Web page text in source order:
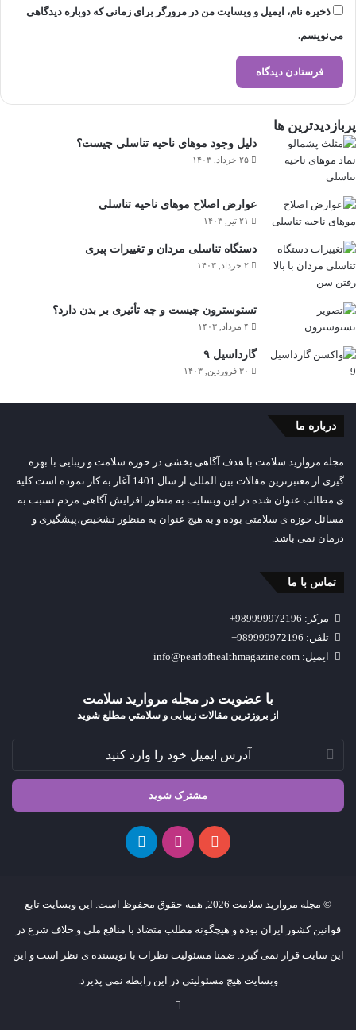
ذخیره نام، ایمیل و وبسایت من در مرورگر برای زمانی که دوباره دیدگاهی
می‌نویسم.
پربازدیدترین ها
دلیل وجود موهای ناحیه تناسلی چیست؟
۲۵ خرداد, ۱۴۰۳
عوارض اصلاح موهای ناحیه تناسلی
۲۱ تیر, ۱۴۰۳
دستگاه تناسلی مردان و تغییرات پیری
۲ خرداد, ۱۴۰۳
تستوسترون چیست و چه تأثیری بر بدن دارد؟
۴ مرداد, ۱۴۰۳
گارداسیل ۹
۳۰ فروردین, ۱۴۰۳
درباره ما
مجله مروارید سلامت با هدف آگاهی بخشی در حوزه سلامت و زیبایی با بهره
گیری از معتبرترین مقالات بین المللی از سال 1401 آغاز به کار نموده است.کلیه
ی مطالب عنوان شده در این وبسایت به منظور افزایش آگاهی مردم نسبت به
مسائل حوزه ی سلامتی بوده و به هیچ عنوان به منظور تشخیص،پیشگیری و
درمان نمی باشد.
تماس با ما
مرکز: 989999972196+
تلفن: 989999972196+
ایمیل: info@pearlofhealthmagazine.com
با عضویت در مجله مروارید سلامت
از بروزترین مقالات زیبایی و سلامتي مطلع شوید
© مجله مروارید سلامت 2026, همه حقوق محفوظ است. این وبسایت تابع
قوانین کشور ایران بوده و هیچگونه مطلب متضاد با منافع ملی و خلاف شرع در
این سایت قرار نمی گیرد. ضمنا مسئولیت نظرات با نویسنده ی نظر است و این
وبسایت هیچ مسئولیتی در این رابطه نمی پذیرد.